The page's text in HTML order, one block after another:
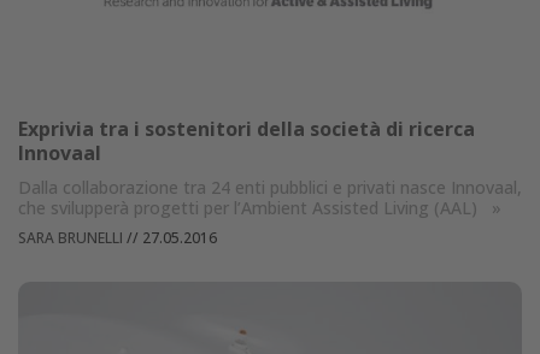
Exprivia tra i sostenitori della società di ricerca
Innovaal
Dalla collaborazione tra 24 enti pubblici e privati nasce Innovaal,
che svilupperà progetti per l’Ambient Assisted Living (AAL)
»
SARA BRUNELLI // 27.05.2016